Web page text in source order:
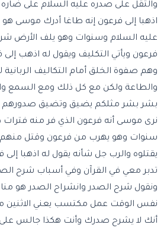
والثقل على صدره عليه السلام على
اذهبا إلى فرعون إنه طاغا أدرك موسى
عليه السلام وسنوات وهو يلف الأرض
فرعون ويأتي التكليف ويقول له اذهب
وهم صفوة الخلق أمام التكاليف الربانية
والطاعة ولكن مع كل ذلك ومع السمع
بشر بشر مثلكم يضيق وتضيق صدورهم
نرى موسى أنه فرعون الذي فر منه فترات
سنوات وهو يهرب من فرعون وقتل
يقتلوه والرب جل شأنه يقول له اذهبا إلى
تدبر معي في القرآن وفي أسباب شرح
ونقول شرح الصدر وانشراح الصدر هو
نفس الوقت عمل مكتسب يعني
أنك لا يشرح صدرك وأنت هكذا جالس